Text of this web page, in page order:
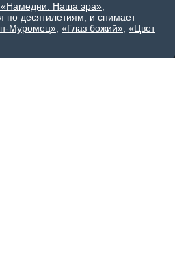
Наша эра»
по десятилетиям, и снимает
Муромец» «Глаз божий» «Цвет